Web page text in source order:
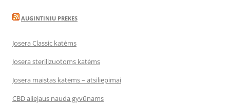
AUGINTINIU PREKES
Josera Classic katėms
Josera sterilizuotoms katėms
Josera maistas katėms – atsiliepimai
CBD aliejaus nauda gyvūnams